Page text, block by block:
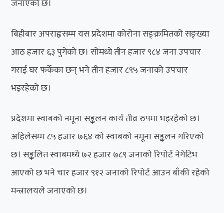
जनाएको छ।
बिहीबार अपराह्नसम्म यस प्रदेशमा कोरोना सङ्क्रमितको सङ्ख्या
आठ हजार ६३ पुगेको छ। सोमध्ये तीन हजार ९८४ जना उपचार
गराई घर फर्केका छन् भने तीन हजार ८९५ जनाको उपचार
भइरहेको छ।
प्रदेशमा स्वाबको नमूना सङ्कलन कार्य तीव्र रुपमा भइरहेको छ।
अहिलेसम्म ८५ हजार ७६४ को स्वाबको नमूना सङ्कलन गरिएको
छ। सङ्कलित स्वाबमध्ये ७२ हजार ७८९ जनाको रिपोर्ट नेगेटिभ
आएको छ भने चार हजार ९१२ जनाको रिपोर्ट आउन बाँकी रहेको
मन्त्रालयले जनाएको छ।